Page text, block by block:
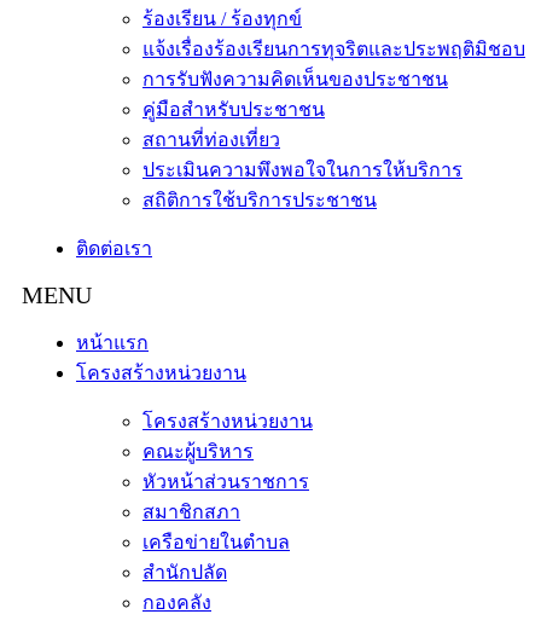
ร้องเรียน / ร้องทุกข์
แจ้งเรื่องร้องเรียนการทุจริตและประพฤติมิชอบ
การรับฟังความคิดเห็นของประชาชน
คู่มือสำหรับประชาชน
สถานที่ท่องเที่ยว
ประเมินความพึงพอใจในการให้บริการ
สถิติการใช้บริการประชาชน
ติดต่อเรา
หน้าแรก
โครงสร้างหน่วยงาน
โครงสร้างหน่วยงาน
คณะผู้บริหาร
หัวหน้าส่วนราชการ
สมาชิกสภา
เครือข่ายในตำบล
สำนักปลัด
กองคลัง